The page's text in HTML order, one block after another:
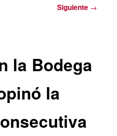
Siguiente →
la Bodega
la